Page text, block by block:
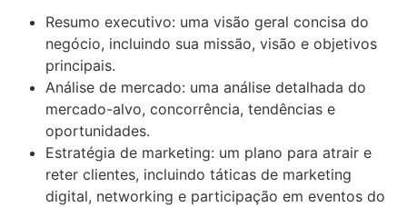
Resumo executivo: uma visão geral concisa do
negócio, incluindo sua missão, visão e objetivos
principais.
Análise de mercado: uma análise detalhada do
mercado-alvo, concorrência, tendências e
oportunidades.
Estratégia de marketing: um plano para atrair e
reter clientes, incluindo táticas de marketing
digital, networking e participação em eventos do